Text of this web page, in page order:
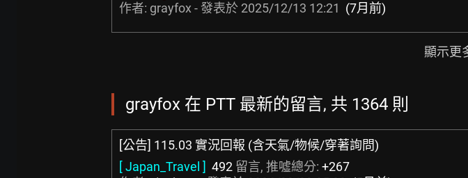
作者: grayfox - 發表於 2025/12/13 12:21 (7月前)
顯示更
grayfox 在 PTT 最新的留言, 共 1364 則
[公告] 115.03 實況回報 (含天氣/物候/穿著詢問)
[ Japan_Travel ] 492 留言, 推噓總分: +267